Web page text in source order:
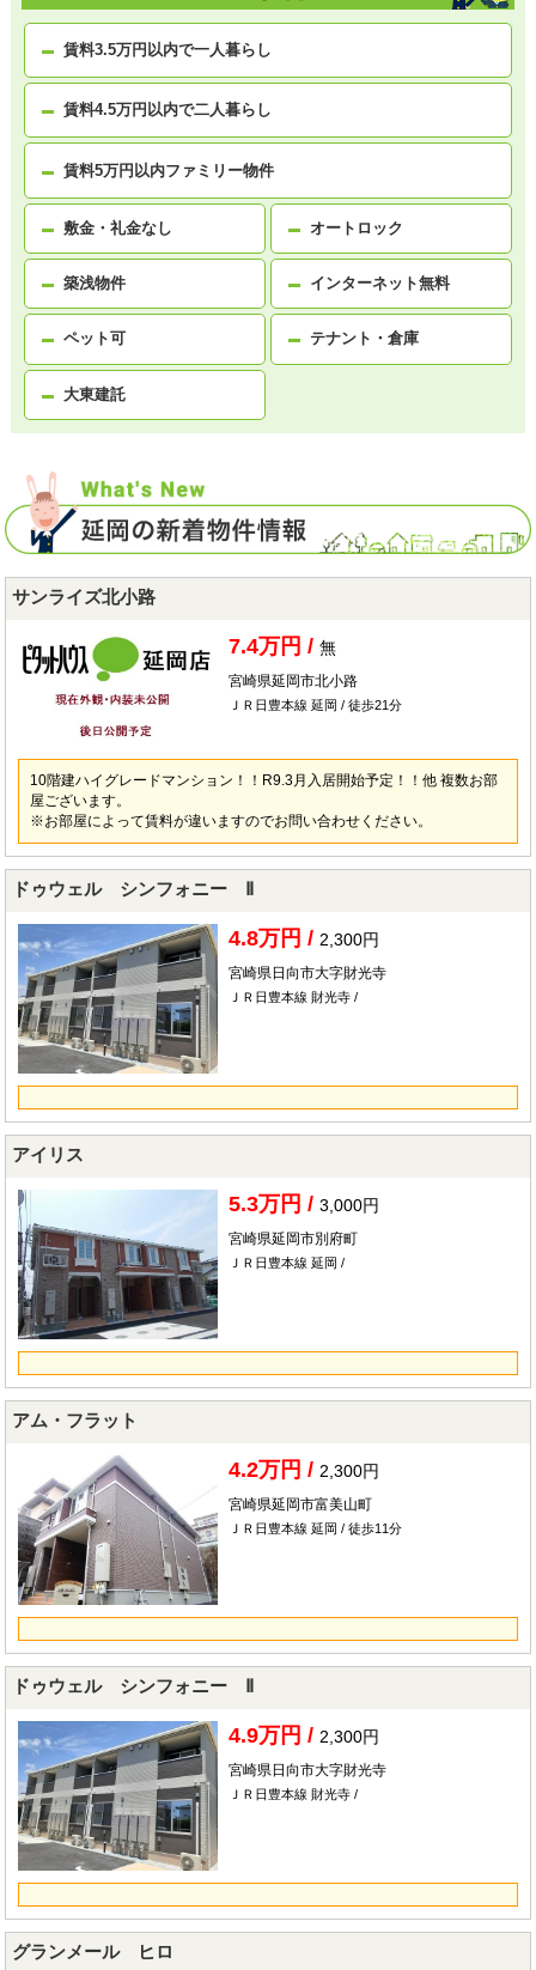
賃料3.5万円以内で一人暮らし
賃料4.5万円以内で二人暮らし
賃料5万円以内ファミリー物件
敷金・礼金なし オートロック
築浅物件 インターネット無料
ペット可 テナント・倉庫
大東建託
サンライズ北小路
7.4万円 / 無
宮崎県延岡市北小路
ＪＲ日豊本線 延岡 / 徒歩21分
10階建ハイグレードマンション！！R9.3月入居開始予定！！他 複数お部
屋ございます。
※お部屋によって賃料が違いますのでお問い合わせください。
ドゥウェル シンフォニー Ⅱ
4.8万円 / 2,300円
宮崎県日向市大字財光寺
ＪＲ日豊本線 財光寺 /
アイリス
5.3万円 / 3,000円
宮崎県延岡市別府町
ＪＲ日豊本線 延岡 /
アム・フラット
4.2万円 / 2,300円
宮崎県延岡市富美山町
ＪＲ日豊本線 延岡 / 徒歩11分
ドゥウェル シンフォニー Ⅱ
4.9万円 / 2,300円
宮崎県日向市大字財光寺
ＪＲ日豊本線 財光寺 /
グランメール ヒロ